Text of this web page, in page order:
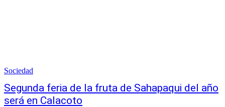
Sociedad
Segunda feria de la fruta de Sahapaqui del año
será en Calacoto